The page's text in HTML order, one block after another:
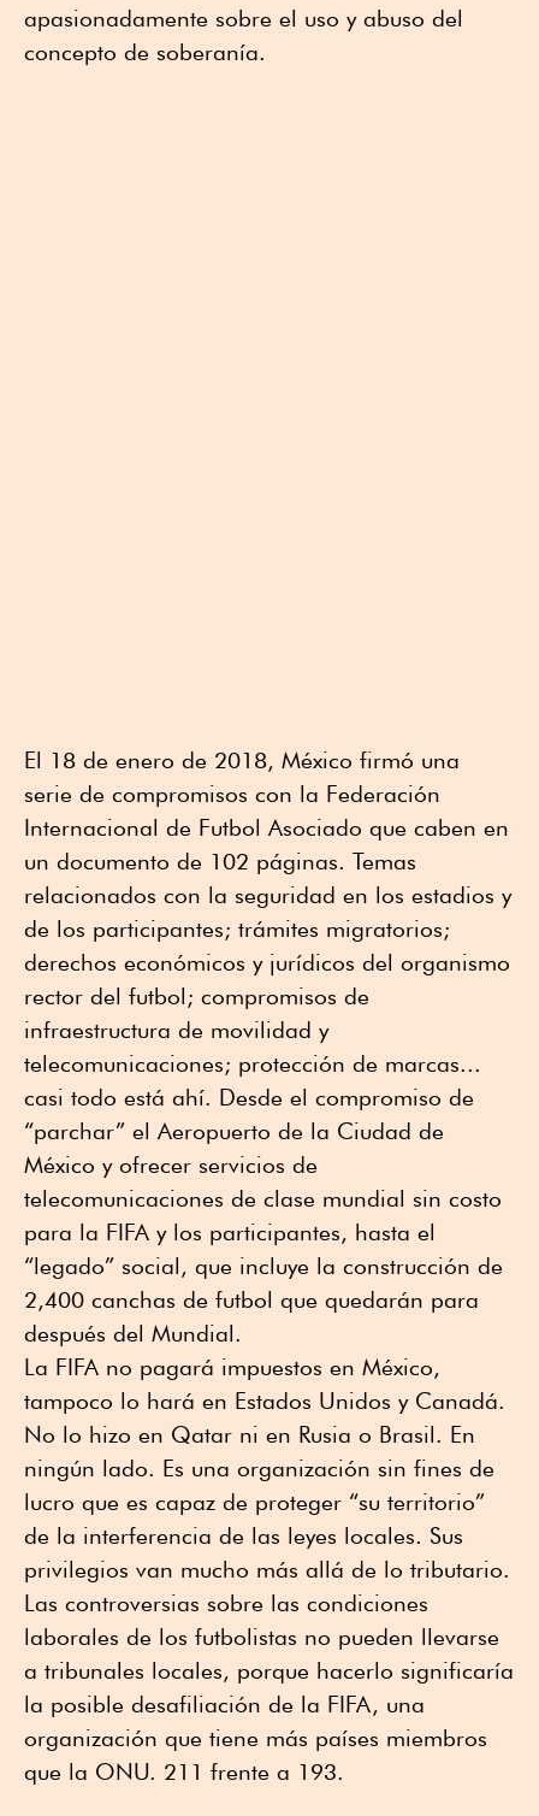
apasionadamente sobre el uso y abuso del
concepto de soberanía.
El 18 de enero de 2018, México firmó una
serie de compromisos con la Federación
Internacional de Futbol Asociado que caben en
un documento de 102 páginas. Temas
relacionados con la seguridad en los estadios y
de los participantes; trámites migratorios;
derechos económicos y jurídicos del organismo
rector del futbol; compromisos de
infraestructura de movilidad y
telecomunicaciones; protección de marcas...
casi todo está ahí. Desde el compromiso de
“parchar” el Aeropuerto de la Ciudad de
México y ofrecer servicios de
telecomunicaciones de clase mundial sin costo
para la FIFA y los participantes, hasta el
“legado” social, que incluye la construcción de
2,400 canchas de futbol que quedarán para
después del Mundial.
La FIFA no pagará impuestos en México,
tampoco lo hará en Estados Unidos y Canadá.
No lo hizo en Qatar ni en Rusia o Brasil. En
ningún lado. Es una organización sin fines de
lucro que es capaz de proteger “su territorio”
de la interferencia de las leyes locales. Sus
privilegios van mucho más allá de lo tributario.
Las controversias sobre las condiciones
laborales de los futbolistas no pueden llevarse
a tribunales locales, porque hacerlo significaría
la posible desafiliación de la FIFA, una
organización que tiene más países miembros
que la ONU. 211 frente a 193.